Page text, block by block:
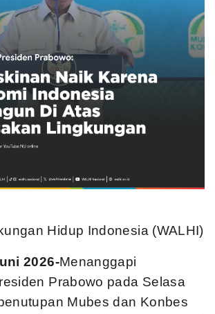
Hidup Indonesia (WALHI)
2026-Menanggapi
Prabowo pada Selasa
Mubes dan Konbes